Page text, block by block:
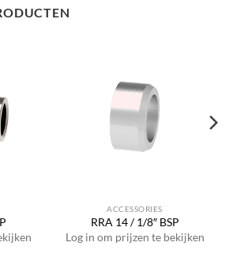
ACCESSORIES
RRA 14 / 1/8″ BSP
Log in om prijzen te bekijken